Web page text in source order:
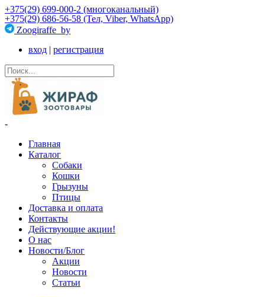
+375(29) 699-000-2 (многоканальный)
+375(29) 686-56-58 (Тел, Viber, WhatsApp)
Zoogiraffe_by
вход | регистрация
-
Главная
Каталог
Собаки
Кошки
Грызуны
Птицы
Доставка и оплата
Контакты
Действующие акции!
О нас
Новости/Блог
Акции
Новости
Статьи